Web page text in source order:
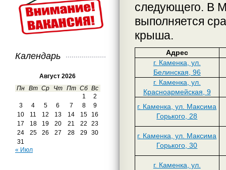
Календарь
Август 2026
Пн Вт Ср Чт Пт Сб Вс
1
2
3
4 5 6 7 8
9
10
11 12 13 14 15
16
17
18 19 20 21 22
23
24
25 26 27 28 29
30
31
« Июл
следующего. В
выполняется
крыша.
Адрес
г. Каменка, ул.
Белинская, 96
г. Каменка, ул.
Красноармейская, 9
г. Каменка, ул. Максима
Горького, 28
г. Каменка, ул. Максима
Горького, 30
г. Каменка, ул.